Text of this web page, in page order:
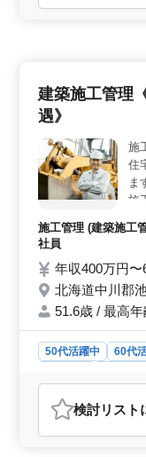
＜仕事内容の魅
資格者を優遇して
境の整った職場
す。 ＜福利厚生
生制度の充実によ
建築施工管理
遇》
住
ま
施
安
理
造
と
い
施工管理 (建築施工
社員
年収400万円
北海道中川郡
51.6歳 / 最高
50代活躍中 60代
おすすめポイン
＜中高年活躍中
検討リスト